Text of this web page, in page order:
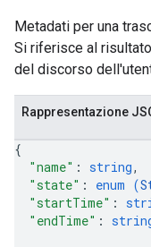
Metadati per una
Si riferisce al
del discorso
Rappresentazione
{
"name" : string,
"state" : enum (
"startTime" :
"endTime" :